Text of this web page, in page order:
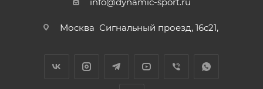
Москва Сигнальный проезд, 16с21,